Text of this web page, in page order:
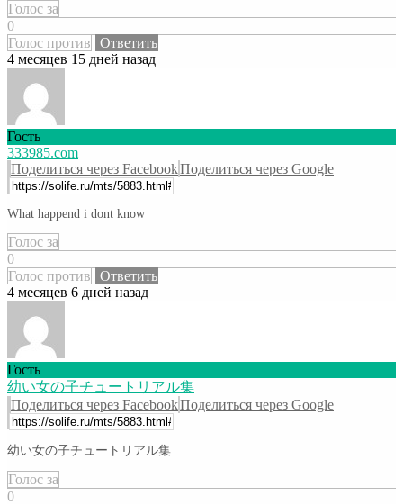
Голос за
0
Голос против
Ответить
4 месяцев 15 дней назад
Гость
333985.com
Поделиться через FacebookПоделиться через Google
What happend i dont know
Голос за
0
Голос против
Ответить
4 месяцев 6 дней назад
Гость
幼い女の子チュートリアル集
Поделиться через FacebookПоделиться через Google
幼い女の子チュートリアル集
Голос за
0